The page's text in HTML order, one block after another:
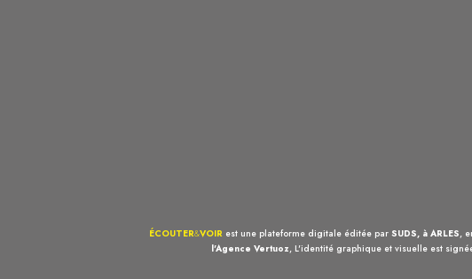
ÉCOUTER&VOIR est une plateforme digitale éditée par SUDS, à ARLES,
l'Agence Vertuoz, L'identité graphique et visuelle est